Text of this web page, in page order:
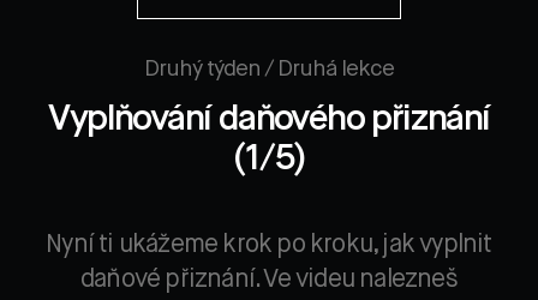
Druhý týden / Druhá lekce
Vyplňování daňového přiznání
(1/5)
Nyní ti ukážeme krok po kroku, jak vyplnit
daňové přiznání. Ve videu nalezneš